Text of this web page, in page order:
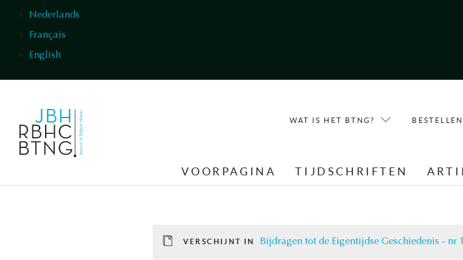
Nederlands
Français
English
WAT IS HET BTNG? BESTELLEN
VOORPAGINA TIJDSCHRIFTEN
VERSCHIJNT IN Bijdragen tot de Eigentijdse Geschiedenis - nr